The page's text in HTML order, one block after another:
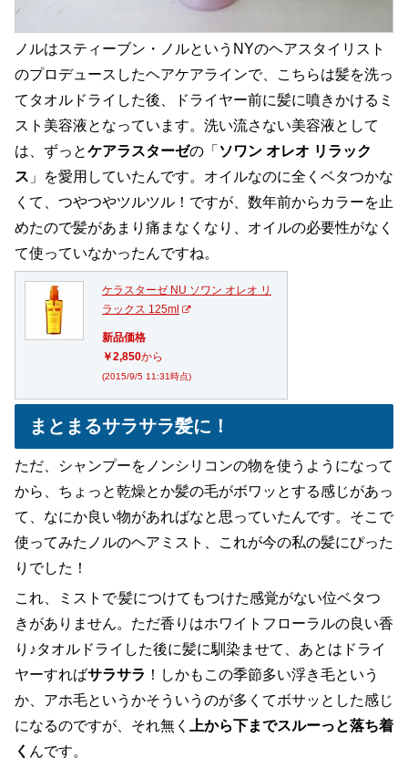
ノルはスティーブン・ノルというNYのヘアスタイリスト
のプロデュースしたヘアケアラインで、こちらは髪を洗っ
てタオルドライした後、ドライヤー前に髪に噴きかけるミ
スト美容液となっています。洗い流さない美容液として
は、ずっとケアラスターゼの「 ソワン オレオ リラック
ス 」を愛用していたんです。オイルなのに全くベタつかな
くて、つやつやツルツル！ですが、数年前からカラーを止
めたので髪があまり痛まなくなり、オイルの必要性がなく
て使っていなかったんですね。
ケラスターゼ NU ソワン オレオ リ
ラックス 125ml
新品価格
￥2,850から
(2015/9/5 11:31時点)
まとまるサラサラ髪に！
ただ、シャンプーをノンシリコンの物を使うようになって
から、ちょっと乾燥とか髪の毛がボワッとする感じがあっ
て、なにか良い物があればなと思っていたんです。そこで
使ってみたノルのヘアミスト、これが今の私の髪にぴった
りでした！
これ、ミストで髪につけてもつけた感覚がない位ベタつ
きがありません。ただ香りはホワイトフローラルの良い香
り♪タオルドライした後に髪に馴染ませて、あとはドライ
ヤーすればサラサラ ！しかもこの季節多い浮き毛という
か、アホ毛というかそういうのが多くてボサッとした感じ
になるのですが、それ無く
上から下までスルーっと落ち着
く んです。